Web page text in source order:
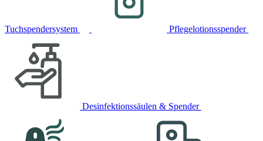
Tuchspendersystem Pflegelotionsspender
Desinfektionssäulen & Spender